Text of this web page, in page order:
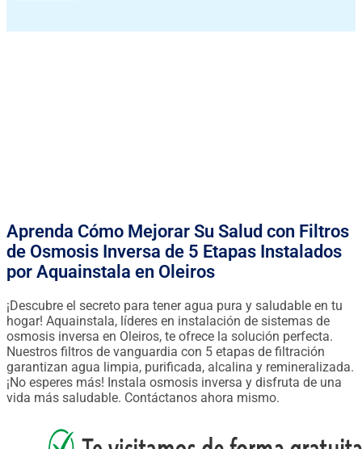
Aprenda Cómo Mejorar Su Salud con Filtros
de Osmosis Inversa de 5 Etapas Instalados
por Aquainstala en Oleiros
¡Descubre el secreto para tener agua pura y saludable en tu
hogar! Aquainstala, líderes en instalación de sistemas de
osmosis inversa en Oleiros, te ofrece la solución perfecta.
Nuestros filtros de vanguardia con 5 etapas de filtración
garantizan agua limpia, purificada, alcalina y remineralizada.
¡No esperes más! Instala osmosis inversa y disfruta de una
vida más saludable. Contáctanos ahora mismo.